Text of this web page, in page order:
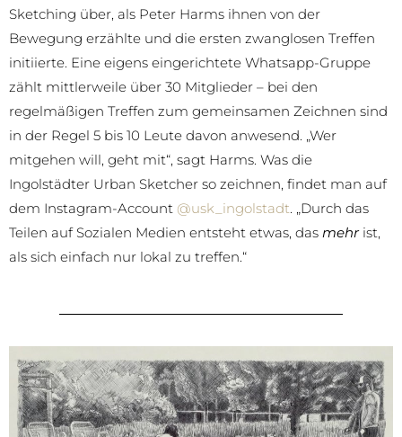
Sketching über, als Peter Harms ihnen von der
Bewegung erzählte und die ersten zwanglosen Treffen
initiierte. Eine eigens eingerichtete Whatsapp-Gruppe
zählt mittlerweile über 30 Mitglieder – bei den
regelmäßigen Treffen zum gemeinsamen Zeichnen sind
in der Regel 5 bis 10 Leute davon anwesend. „Wer
mitgehen will, geht mit“, sagt Harms. Was die
Ingolstädter Urban Sketcher so zeichnen, findet man auf
dem Instagram-Account @usk_ingolstadt. „Durch das
Teilen auf Sozialen Medien entsteht etwas, das mehrist,
als sich einfach nur lokal zu treffen.“